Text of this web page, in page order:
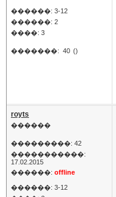
������: 3-12
������: 2
����: 3
�������: 40 ()
royts
������
���������: 42
�����������:
17.02.2015
������: offline
������: 3-12